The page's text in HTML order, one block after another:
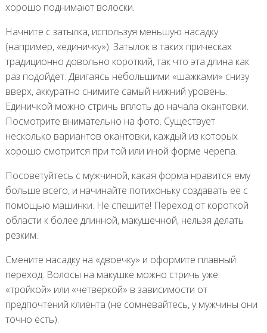
хорошо поднимают волоски.
Начните с затылка, используя меньшую насадку
(например, «единичку»). Затылок в таких прическах
традиционно довольно короткий, так что эта длина как
раз подойдет. Двигаясь небольшими «шажками» снизу
вверх, аккуратно снимите самый нижний уровень.
Единичкой можно стричь вплоть до начала окантовки.
Посмотрите внимательно на фото. Существует
несколько вариантов окантовки, каждый из которых
хорошо смотрится при той или иной форме черепа.
Посоветуйтесь с мужчиной, какая форма нравится ему
больше всего, и начинайте потихоньку создавать ее с
помощью машинки. Не спешите! Переход от короткой
области к более длинной, макушечной, нельзя делать
резким.
Смените насадку на «двоечку» и оформите плавный
переход. Волосы на макушке можно стричь уже
«тройкой» или «четверкой» в зависимости от
предпочтений клиента (не сомневайтесь, у мужчины они
точно есть).